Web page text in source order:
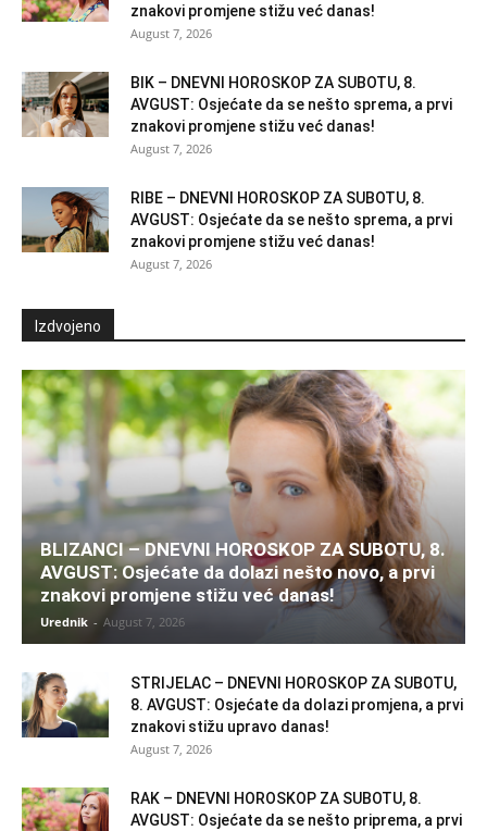
znakovi promjene stižu već danas!
August 7, 2026
BIK – DNEVNI HOROSKOP ZA SUBOTU, 8.
AVGUST: Osjećate da se nešto sprema, a prvi
znakovi promjene stižu već danas!
August 7, 2026
RIBE – DNEVNI HOROSKOP ZA SUBOTU, 8.
AVGUST: Osjećate da se nešto sprema, a prvi
znakovi promjene stižu već danas!
August 7, 2026
Izdvojeno
BLIZANCI – DNEVNI HOROSKOP ZA SUBOTU, 8.
AVGUST: Osjećate da dolazi nešto novo, a prvi
znakovi promjene stižu već danas!
Urednik - August 7, 2026
STRIJELAC – DNEVNI HOROSKOP ZA SUBOTU,
8. AVGUST: Osjećate da dolazi promjena, a prvi
znakovi stižu upravo danas!
August 7, 2026
RAK – DNEVNI HOROSKOP ZA SUBOTU, 8.
AVGUST: Osjećate da se nešto priprema, a prvi